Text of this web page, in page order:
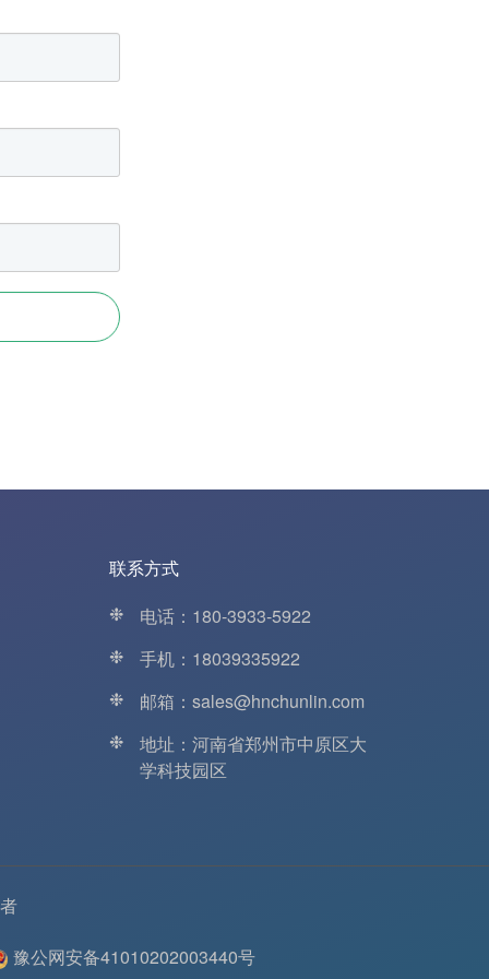
联系方式
❉
电话：180-3933-5922
❉
手机：18039335922
❉
邮箱：sales@hnchunlin.com
❉
地址：河南省郑州市中原区大
学科技园区
豫公网安备41010202003440号